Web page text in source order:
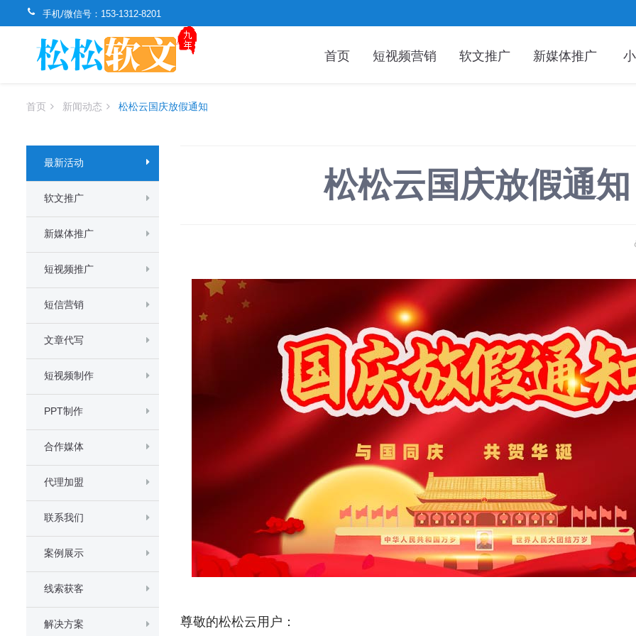
手机/微信号： 153-1312-8201
首页 短视频营销 软文推广 新媒体推广
首页 新闻动态 松松云国庆放假通知
最新活动
软文推广
新媒体推广
短视频推广
短信营销
文章代写
短视频制作
PPT制作
合作媒体
代理加盟
联系我们
案例展示
线索获客
解决方案
松松云国庆放假通知
尊敬的松松云用户：